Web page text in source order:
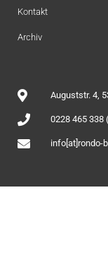
Kontakt
Archiv
Auguststr. 4,
0228 465 338
info[at]rondo-